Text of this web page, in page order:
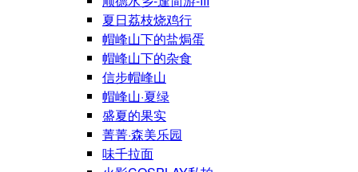
夏日荔枝烧鸡行
帽峰山下的盐焗蛋
帽峰山下的杂食
信步帽峰山
帽峰山·夏绿
盛夏的果实
菁菁·森美乐园
味千拉面